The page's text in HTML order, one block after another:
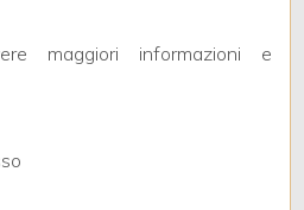
maggiori informazioni e